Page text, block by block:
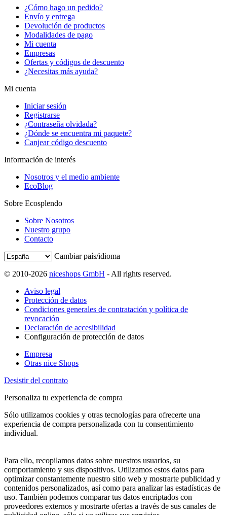
¿Cómo hago un pedido?
Envío y entrega
Devolución de productos
Modalidades de pago
Mi cuenta
Empresas
Ofertas y códigos de descuento
¿Necesitas más ayuda?
Mi cuenta
Iniciar sesión
Registrarse
¿Contraseña olvidada?
¿Dónde se encuentra mi paquete?
Canjear código descuento
Información de interés
Nosotros y el medio ambiente
EcoBlog
Sobre Ecosplendo
Sobre Nosotros
Nuestro grupo
Contacto
Cambiar país/idioma
© 2010-2026 niceshops GmbH - All rights reserved.
Aviso legal
Protección de datos
Condiciones generales de contratación y política de
revocación
Declaración de accesibilidad
Configuración de protección de datos
Empresa
Otras nice Shops
Desistir del contrato
Personaliza tu experiencia de compra
Sólo utilizamos cookies y otras tecnologías para ofrecerte una
experiencia de compra personalizada con tu consentimiento
individual.
Para ello, recopilamos datos sobre nuestros usuarios, su
comportamiento y sus dispositivos. Utilizamos estos datos para
optimizar constantemente nuestro sitio web y mostrarte publicidad y
contenidos personalizados, así como para analizar las estadísticas de
uso. También podemos comparar tus datos encriptados con
proveedores externos y mostrarte ofertas a través de sus canales de